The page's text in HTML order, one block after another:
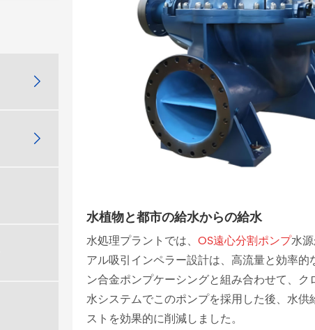


水植物と都市の給水からの給水
水処理プラントでは、 OS遠心分割ポンプ水
アル吸引インペラー設計は、高流量と効率
ン合金ポンプケーシングと組み合わせて、
水システムでこのポンプを採用した後、水
ストを効果的に削減しました。